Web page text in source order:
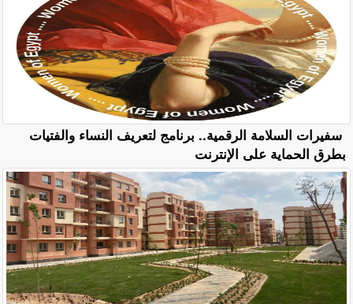
سفيرات السلامة الرقمية.. برنامج لتعريف النساء والفتيات
بطرق الحماية على الإنترنت